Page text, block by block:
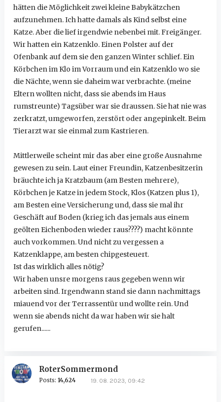
hätten die Möglichkeit zwei kleine Babykätzchen
aufzunehmen. Ich hatte damals als Kind selbst eine
Katze. Aber die lief irgendwie nebenbei mit. Freigänger.
Wir hatten ein Katzenklo. Einen Polster auf der
Ofenbank auf dem sie den ganzen Winter schlief. Ein
Körbchen im Klo im Vorraum und ein Katzenklo wo sie
die Nächte, wenn sie daheim war verbrachte. (meine
Eltern wollten nicht, dass sie abends im Haus
rumstreunte) Tagsüber war sie draussen. Sie hat nie was
zerkratzt, umgeworfen, zerstört oder angepinkelt. Beim
Tierarzt war sie einmal zum Kastrieren.
Mittlerweile scheint mir das aber eine große Ausnahme
gewesen zu sein. Laut einer Freundin, Katzenbesitzerin
bräuchte ich ja Kratzbaum (am Besten mehrere),
Körbchen je Katze in jedem Stock, Klos (Katzen plus 1),
am Besten eine Versicherung und, dass sie mal ihr
Geschäft auf Boden (krieg ich das jemals aus einem
geölten Eichenboden wieder raus????) macht könnte
auch vorkommen. Und nicht zu vergessen a
Katzenklappe, am besten chipgesteuert.
Ist das wirklich alles nötig?
Wir haben unsre morgens raus gegeben wenn wir
arbeiten sind. Irgendwann stand sie dann nachmittags
miauend vor der Terrassentür und wollte rein. Und
wenn sie abends nicht da war haben wir sie halt
gerufen......
RoterSommermond
Posts: 14,624 19. 08. 2023, 09:42